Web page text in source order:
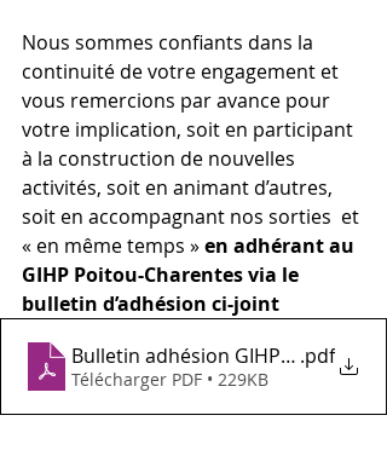
Nous sommes confiants dans la
continuité de votre engagement et
vous remercions par avance pour
votre implication, soit en participant
à la construction de nouvelles
activités, soit en animant d’autres,
soit en accompagnant nos sorties  et
« en même temps » en adhérant au
GIHP Poitou-Charentes via le
bulletin d’adhésion ci-joint
Bulletin adhésion GIHP PC Nat 2021
.pdf
Télécharger PDF • 229KB